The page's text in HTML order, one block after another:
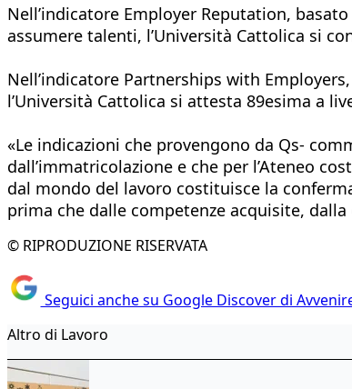
Nell’indicatore Employer Reputation,
assumere talenti, l’Università Cattolica si
Nell’indicatore Partnerships with
l’Università Cattolica si attesta 89esima a
«Le indicazioni che provengono da Qs-
dall’immatricolazione e che per l’Ateneo
dal mondo del lavoro costituisce la
prima che dalle competenze acquisite,
© RIPRODUZIONE RISERVATA
Seguici anche su Google Discover di
Altro di Lavoro